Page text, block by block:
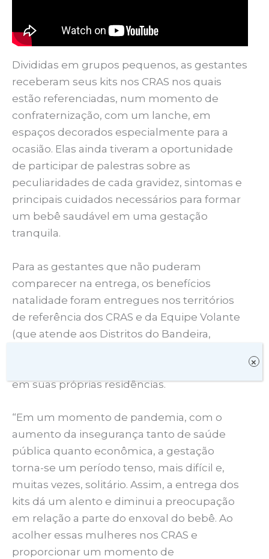
Divididas em grupos pequenos, as gestantes
receberam seus kits nos CRAS nos quais
estão referenciadas, num momento de
confraternização, com um lanche, em
espaços decorados especialmente para a
ocasião. Elas ainda tiveram a oportunidade
de participar de palestras sobre as
peculiaridades de cada gravidez, sintomas e
principais cuidados necessários para formar
um bebê saudável em uma gestação
tranquila.
Para as gestantes que não puderam
comparecer na entrega, os benefícios
natalidade foram entregues nos territórios
de referência dos CRAS e da Equipe Volante
(que atende aos Distritos do Bandeira,
em suas próprias residências.
“Em um momento de pandemia, com o
aumento da insegurança tanto de saúde
pública quanto econômica, a gestação
torna-se um período tenso, mais difícil e,
muitas vezes, solitário. Assim, a entrega dos
kits dá um alento e diminui a preocupação
em relação a parte do enxoval do bebê. Ao
acolher essas mulheres nos CRAS e
proporcionar um momento de
×